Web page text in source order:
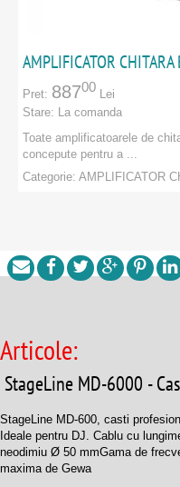
AMPLIFICATOR
Pret: 88700 Lei
Stare: La comanda
Toate amplificatoarele de
concepute pentru a ...
Categorie: AMPLIFICATOR
Articole:
StageLine MD-6000 -
StageLine MD-600, casti
Ideale pentru DJ. Cablu cu
neodimiu Ø 50 mmGama de
maxima de Gewa